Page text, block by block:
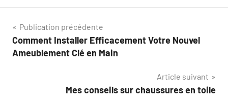
Navigation
de
Publication précédente
Comment Installer Efficacement Votre Nouvel
Ameublement Clé en Main
Article suivant
Mes conseils sur chaussures en toile